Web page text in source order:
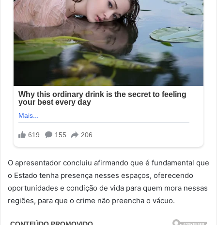
O apresentador concluiu afirmando que é fundamental que
o Estado tenha presença nesses espaços, oferecendo
oportunidades e condição de vida para quem mora nessas
regiões, para que o crime não preencha o vácuo.